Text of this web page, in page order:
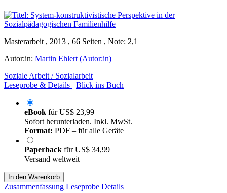
Masterarbeit , 2013 , 66 Seiten , Note: 2,1
Autor:in: Martin Ehlert (Autor:in)
Soziale Arbeit / Sozialarbeit
Leseprobe & Details
Blick ins Buch
eBook fürUS$ 23,99
Sofort herunterladen. Inkl. MwSt.
Format: PDF – für alle Geräte
Paperback fürUS$ 34,99
Versand weltweit
In den Warenkorb
Zusammenfassung Leseprobe Details